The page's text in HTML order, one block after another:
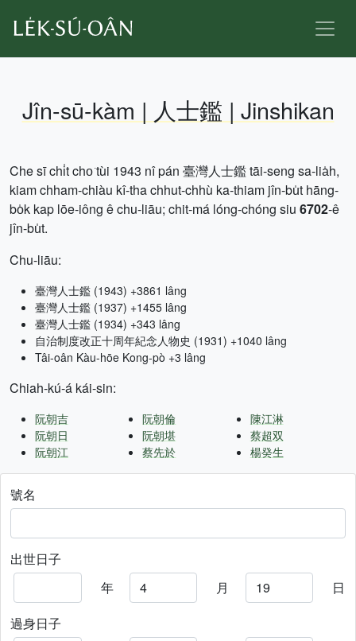
Jîn-sū-kàm | 人士鑑 | Jinshikan
Che sī chi̍t cho͘ tùi 1943 nî pán 臺灣人士鑑 tāi-seng sa-lia̍h,
kiam chham-chiàu kî-tha chhut-chhù ka-thiam jîn-bu̍t hāng-
bo̍k kap lōe-iông ê chu-liāu; chit-má lóng-chóng siu 6702-ê
jîn-bu̍t.
Chu-liāu:
臺灣人士鑑 (1943) +3861 lâng
臺灣人士鑑 (1937) +1455 lâng
臺灣人士鑑 (1934) +343 lâng
自治制度改正十周年紀念人物史 (1931) +1040 lâng
Tâi-oân Kàu-hōe Kong-pò +3 lâng
Chiah-kú-á kái-sin:
阮朝吉
阮朝日
阮朝江
阮朝倫
阮朝堪
蔡先於
陳江淋
蔡超双
楊癸生
號名
出世日子
年
月
日
過身日子